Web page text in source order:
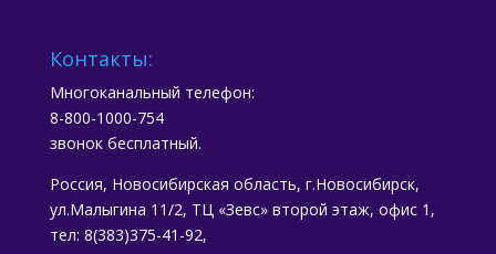
Контакты:
Многоканальный телефон:
8-800-1000-754
звонок бесплатный.
Россия, Новосибирская область, г.Новосибирск,
ул.Малыгина 11/2, ТЦ «Зевс» второй этаж, офис 1,
тел: 8(383)375-41-92,